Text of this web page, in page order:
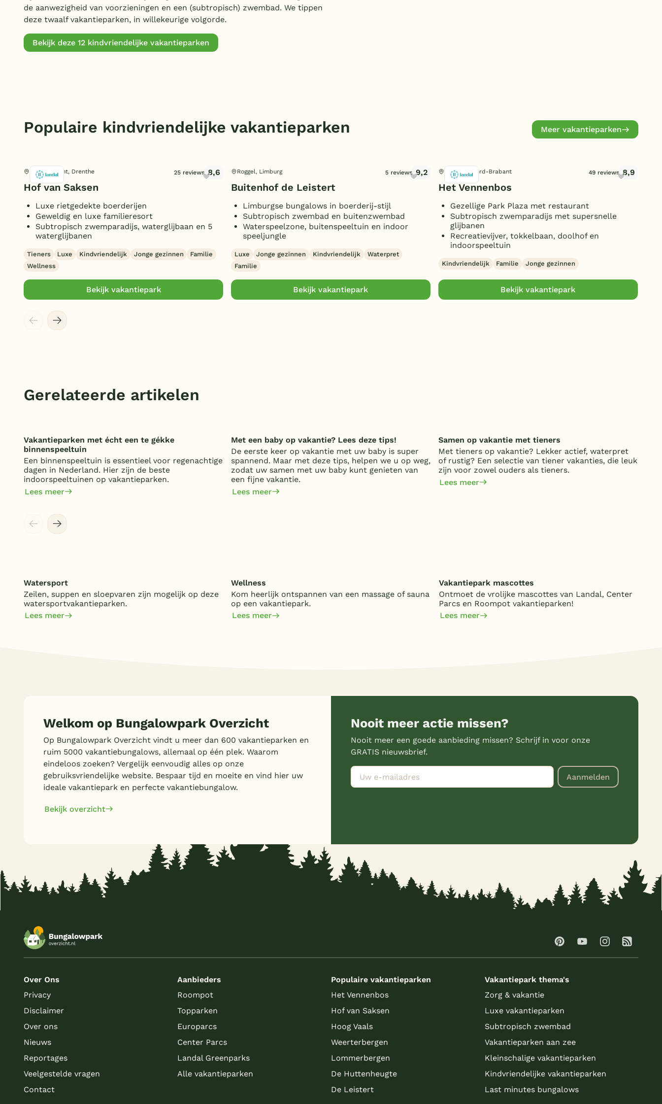
de aanwezigheid van voorzieningen en een (subtropisch) zwembad. We tippen
deze twaalf vakantieparken, in willekeurige volgorde.
Bekijk deze 12 kindvriendelijke vakantieparken
Populaire kindvriendelijke vakantieparken Meer vakantieparken
Nooitgedacht, Drenthe 25 reviews 8,6
Hof van Saksen
Luxe rietgedekte boerderijen
Geweldig en luxe familieresort
Subtropisch zwemparadijs, waterglijbaan en 5
waterglijbanen
Tieners Luxe Kindvriendelijk Jonge gezinnen
Familie
Wellness
Bekijk vakantiepark
Roggel, Limburg 5 reviews 9,2
Buitenhof de Leistert
Limburgse bungalows in boerderij-stijl
Subtropisch zwembad en buitenzwembad
Waterspeelzone, buitenspeeltuin en indoor
speeljungle
Luxe Jonge gezinnen Kindvriendelijk
Waterpret
Familie
Bekijk vakantiepark
Hapert, Noord-Brabant 49 reviews 8,9
Het Vennenbos
Gezellige Park Plaza met restaurant
Subtropisch zwemparadijs met supersnelle
glijbanen
Recreatievijver, tokkelbaan, doolhof en
indoorspeeltuin
Kindvriendelijk Familie Jonge gezinnen
Bekijk vakantiepark
Gerelateerde artikelen
Vakantieparken met écht een te gékke
binnenspeeltuin
Een binnenspeeltuin is essentieel voor regenachtige
dagen in Nederland. Hier zijn de beste
indoorspeeltuinen op vakantieparken.
Lees meer
Met een baby op vakantie? Lees deze tips!
De eerste keer op vakantie met uw baby is super
spannend. Maar met deze tips, helpen we u op weg,
zodat uw samen met uw baby kunt genieten van
een fijne vakantie.
Lees meer
Samen op vakantie met tieners
Met tieners op vakantie? Lekker actief, waterpret
of rustig? Een selectie van tiener vakanties, die leuk
zijn voor zowel ouders als tieners.
Lees meer
Watersport
Zeilen, suppen en sloepvaren zijn mogelijk op deze
watersportvakantieparken.
Lees meer
Wellness
Kom heerlijk ontspannen van een massage of sauna
op een vakantiepark.
Lees meer
Vakantiepark mascottes
Ontmoet de vrolijke mascottes van Landal, Center
Parcs en Roompot vakantieparken!
Lees meer
Welkom op Bungalowpark Overzicht
Op Bungalowpark Overzicht vindt u meer dan 600 vakantieparken en
ruim 5000 vakantiebungalows, allemaal op één plek. Waarom
eindeloos zoeken? Vergelijk eenvoudig alles op onze
gebruiksvriendelijke website. Bespaar tijd en moeite en vind hier uw
ideale vakantiepark en perfecte vakantiebungalow.
Bekijk overzicht
Nooit meer actie missen?
Nooit meer een goede aanbieding missen? Schrijf in voor onze
GRATIS nieuwsbrief.
Aanmelden
Over Ons
Privacy
Disclaimer
Over ons
Nieuws
Reportages
Veelgestelde vragen
Contact
Aanbieders
Roompot
Topparken
Europarcs
Center Parcs
Landal Greenparks
Alle vakantieparken
Populaire vakantieparken
Het Vennenbos
Hof van Saksen
Hoog Vaals
Weerterbergen
Lommerbergen
De Huttenheugte
De Leistert
Vakantiepark thema's
Zorg & vakantie
Luxe vakantieparken
Subtropisch zwembad
Vakantieparken aan zee
Kleinschalige vakantieparken
Kindvriendelijke vakantieparken
Last minutes bungalows